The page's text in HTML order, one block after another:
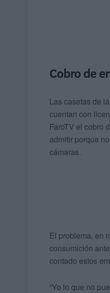
Cobro de
Las casetas de
cuentan con
FaroTV el cobro
admitir porque
cámaras.
El problema, en
consumición
contado estos
“Yo lo que no